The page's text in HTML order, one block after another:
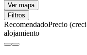
Ver mapa
Filtros
RecomendadoPrecio
alojamiento